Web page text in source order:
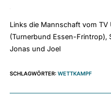
Links die Mannschaft vom TV
(Turnerbund Essen-Frintrop),
Jonas und Joel
SCHLAGWÖRTER: WETTKAMPF